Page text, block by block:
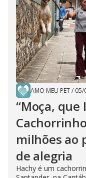
AMO MEU PET/ 05/
“Moça, que
milhões ao
de alegria
Hachy é um